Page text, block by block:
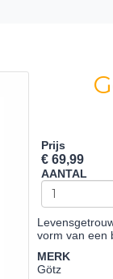
Prijs
€ 69,99
AANTAL
vorm van een
MERK
Götz